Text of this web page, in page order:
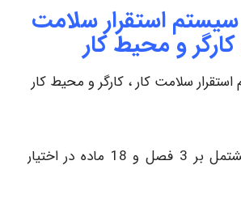
سیستم استقرار سلامت
کارگر و محیط کار
سلامت کار ، کارگر و محیط کار
این آیین نامه مشتمل بر 3 فصل و 18 ماده در اختیار